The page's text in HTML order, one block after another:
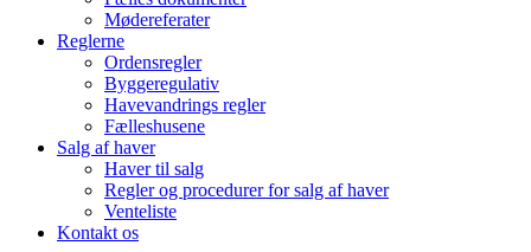
Mødereferater
Reglerne
Ordensregler
Byggeregulativ
Havevandrings regler
Fælleshusene
Salg af haver
Haver til salg
Regler og procedurer for salg af haver
Venteliste
Kontakt os